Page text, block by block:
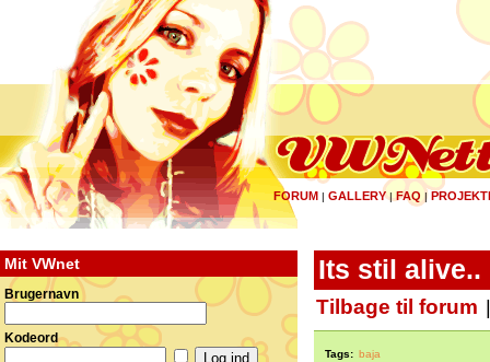
FORUM | GALLERY|FAQ |
Mit VWnet
Brugernavn
Kodeord
Its stil alive..
Tilbage til forum
Tags: baja